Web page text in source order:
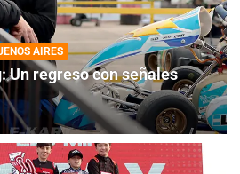
AIRES
Un regreso con señales